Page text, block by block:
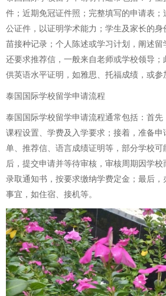
件；近期免冠证件照；完整填写的申请表
公证件，以证明学术能力；学生及家长的
苗接种记录；个人陈述或学习计划，阐述
还要求推荐信，一般来自老师或学校领导
供英语水平证明，如雅思、托福成绩，或参
泰国国际学校留学申请流程
泰国国际学校留学申请流程通常包括：首
课程设置、学费及入学要求；接着，准备
单、推荐信、语言成绩证明等，部分学校可
后，提交申请并等待审核，审核周期因学
录取通知书，按要求缴纳学费定金；最后
事宜，如住宿、接机等。